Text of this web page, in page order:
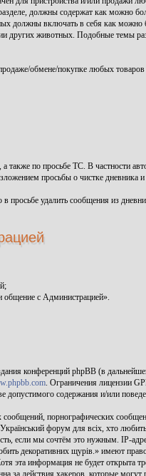
должны содержат как можно
должны включать в себя как
других животных. Подобные темы
обмене/покупке любых
также по просьбе ТС. В
просьбы о чистке
просьбе удалить сообщения из
с Администрацией».
конференций phpBB (в
. Ограничения лицензии
допустимого содержания и/или
порнографических
форум для всіх, хто
если мы сочтём это нужным. IP-
декоративних щурів.» имеют
эта информация не будет
за действия хакеров, которые могут